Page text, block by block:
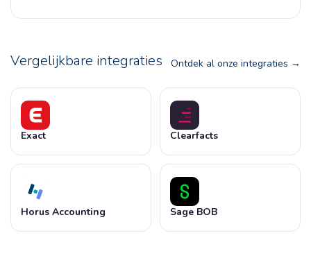
Vergelijkbare integraties Ontdek al onze integraties
Exact Clearfacts
Horus Accounting Sage BOB